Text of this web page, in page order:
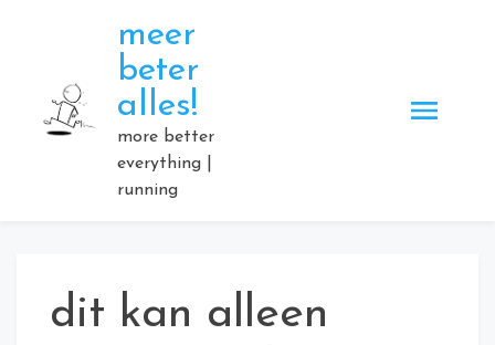
meer
beter
alles!
more better
everything |
running
dit kan alleen